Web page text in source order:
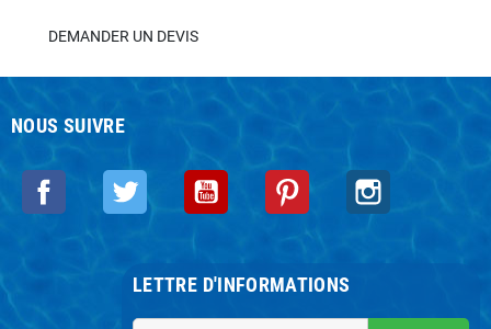
DEMANDER UN DEVIS
NOUS SUIVRE
Facebook Twitter YouTube Pinterest
LETTRE D'INFORMATIONS